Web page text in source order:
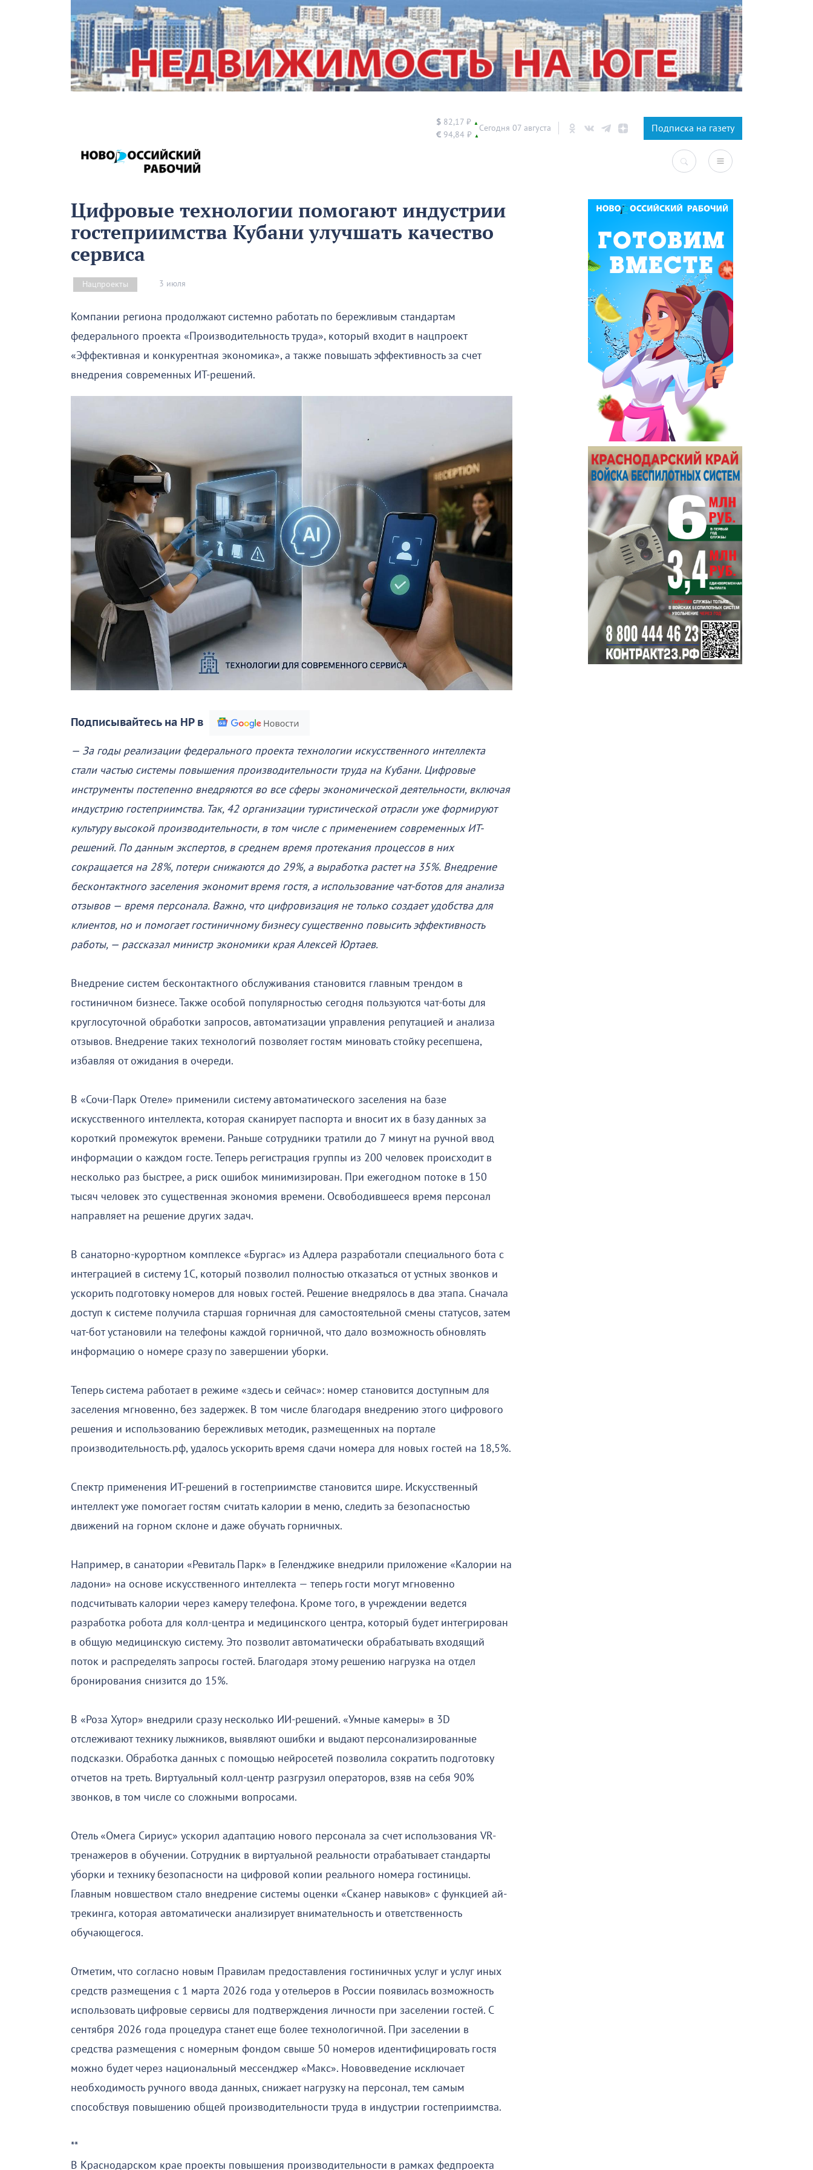
$ 82,17 ₽ ▲
€ 94,84 ₽ ▲
Сегодня 07 августа Подписка на газету
Цифровые технологии помогают индустрии
гостеприимства Кубани улучшать качество
сервиса
Нацпроекты 3 июля
Компании региона продолжают системно работать по бережливым стандартам
федерального проекта «Производительность труда», который входит в нацпроект
«Эффективная и конкурентная экономика», а также повышать эффективность за счет
внедрения современных ИТ-решений.
Подписывайтесь на НР в
— За годы реализации федерального проекта технологии искусственного интеллекта
стали частью системы повышения производительности труда на Кубани. Цифровые
инструменты постепенно внедряются во все сферы экономической деятельности, включая
индустрию гостеприимства. Так, 42 организации туристической отрасли уже формируют
культуру высокой производительности, в том числе с применением современных ИТ-
решений. По данным экспертов, в среднем время протекания процессов в них
сокращается на 28%, потери снижаются до 29%, а выработка растет на 35%. Внедрение
бесконтактного заселения экономит время гостя, а использование чат-ботов для анализа
отзывов — время персонала. Важно, что цифровизация не только создает удобства для
клиентов, но и помогает гостиничному бизнесу существенно повысить эффективность
работы, — рассказал министр экономики края Алексей Юртаев.
Внедрение систем бесконтактного обслуживания становится главным трендом в
гостиничном бизнесе. Также особой популярностью сегодня пользуются чат-боты для
круглосуточной обработки запросов, автоматизации управления репутацией и анализа
отзывов. Внедрение таких технологий позволяет гостям миновать стойку ресепшена,
избавляя от ожидания в очереди.
В «Сочи-Парк Отеле» применили систему автоматического заселения на базе
искусственного интеллекта, которая сканирует паспорта и вносит их в базу данных за
короткий промежуток времени. Раньше сотрудники тратили до 7 минут на ручной ввод
информации о каждом госте. Теперь регистрация группы из 200 человек происходит в
несколько раз быстрее, а риск ошибок минимизирован. При ежегодном потоке в 150
тысяч человек это существенная экономия времени. Освободившееся время персонал
направляет на решение других задач.
В санаторно-курортном комплексе «Бургас» из Адлера разработали специального бота с
интеграцией в систему 1С, который позволил полностью отказаться от устных звонков и
ускорить подготовку номеров для новых гостей. Решение внедрялось в два этапа. Сначала
доступ к системе получила старшая горничная для самостоятельной смены статусов, затем
чат-бот установили на телефоны каждой горничной, что дало возможность обновлять
информацию о номере сразу по завершении уборки.
Теперь система работает в режиме «здесь и сейчас»: номер становится доступным для
заселения мгновенно, без задержек. В том числе благодаря внедрению этого цифрового
решения и использованию бережливых методик, размещенных на портале
производительность.рф, удалось ускорить время сдачи номера для новых гостей на 18,5%.
Спектр применения ИТ-решений в гостеприимстве становится шире. Искусственный
интеллект уже помогает гостям считать калории в меню, следить за безопасностью
движений на горном склоне и даже обучать горничных.
Например, в санатории «Ревиталь Парк» в Геленджике внедрили приложение «Калории на
ладони» на основе искусственного интеллекта — теперь гости могут мгновенно
подсчитывать калории через камеру телефона. Кроме того, в учреждении ведется
разработка робота для колл-центра и медицинского центра, который будет интегрирован
в общую медицинскую систему. Это позволит автоматически обрабатывать входящий
поток и распределять запросы гостей. Благодаря этому решению нагрузка на отдел
бронирования снизится до 15%.
В «Роза Хутор» внедрили сразу несколько ИИ-решений. «Умные камеры» в 3D
отслеживают технику лыжников, выявляют ошибки и выдают персонализированные
подсказки. Обработка данных с помощью нейросетей позволила сократить подготовку
отчетов на треть. Виртуальный колл-центр разгрузил операторов, взяв на себя 90%
звонков, в том числе со сложными вопросами.
Отель «Омега Сириус» ускорил адаптацию нового персонала за счет использования VR-
тренажеров в обучении. Сотрудник в виртуальной реальности отрабатывает стандарты
уборки и технику безопасности на цифровой копии реального номера гостиницы.
Главным новшеством стало внедрение системы оценки «Сканер навыков» с функцией ай-
трекинга, которая автоматически анализирует внимательность и ответственность
обучающегося.
Отметим, что согласно новым Правилам предоставления гостиничных услуг и услуг иных
средств размещения с 1 марта 2026 года у отельеров в России появилась возможность
использовать цифровые сервисы для подтверждения личности при заселении гостей. С
сентября 2026 года процедура станет еще более технологичной. При заселении в
средства размещения с номерным фондом свыше 50 номеров идентифицировать гостя
можно будет через национальный мессенджер «Макс». Нововведение исключает
необходимость ручного ввода данных, снижает нагрузку на персонал, тем самым
способствуя повышению общей производительности труда в индустрии гостеприимства.
**
В Краснодарском крае проекты повышения производительности в рамках федпроекта